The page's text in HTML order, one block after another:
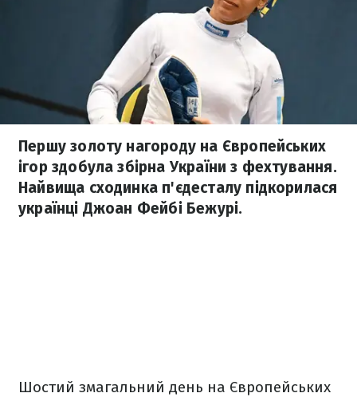
Першу золоту нагороду на Європейських
ігор здобула збірна України з фехтування.
Найвища сходинка п'єдесталу підкорилася
українці Джоан Фейбі Бежурі.
Шостий змагальний день на Європейських